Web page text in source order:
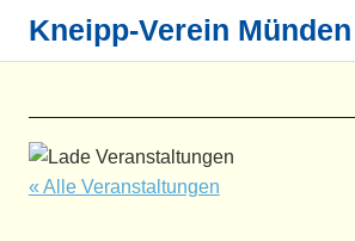
Kneipp-Verein Münden
« Alle Veranstaltungen